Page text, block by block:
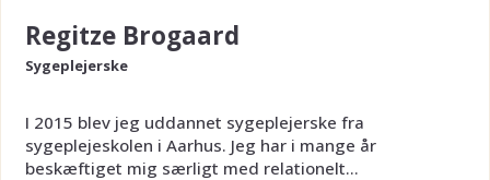
Regitze Brogaard
Sygeplejerske
I 2015 blev jeg uddannet sygeplejerske fra
sygeplejeskolen i Aarhus. Jeg har i mange år
beskæftiget mig særligt med relationelt...